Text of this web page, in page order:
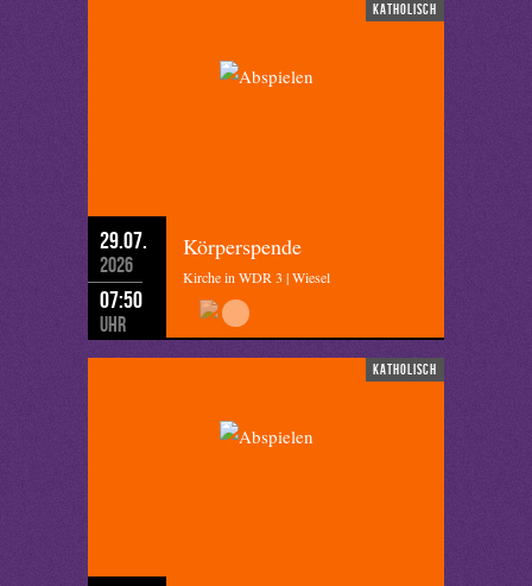
katholisch
29.07.
2026
07:50
Uhr
Körperspende
Kirche in WDR 3 | Wiesel
katholisch